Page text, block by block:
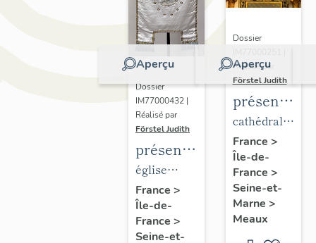
Aperçu
Dossier
IM77000432 |
Réalisé par
Förstel Judith
présentation
du
mobilier
de
l'église
église
paroissiale
Notre-
Dame du
France >
Île-de-
France >
Seine-et-
Aperçu
Dossier
Réalisé par
Förstel Judith
du
mobilier
de la
cathédrale
de
Meaux
cathédrale
Saint-
Etienne
France >
Île-de-
France >
Seine-et-
Marne >
Meaux